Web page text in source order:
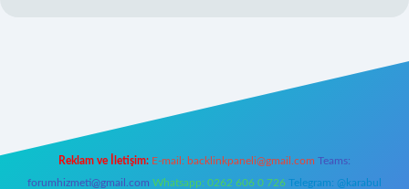
Reklam ve İletişim: E-mail: backlinkpaneli@gmail.com Teams:
forumhizmeti@gmail.com Whatsapp: 0262 606 0 726 Telegram: @karabul